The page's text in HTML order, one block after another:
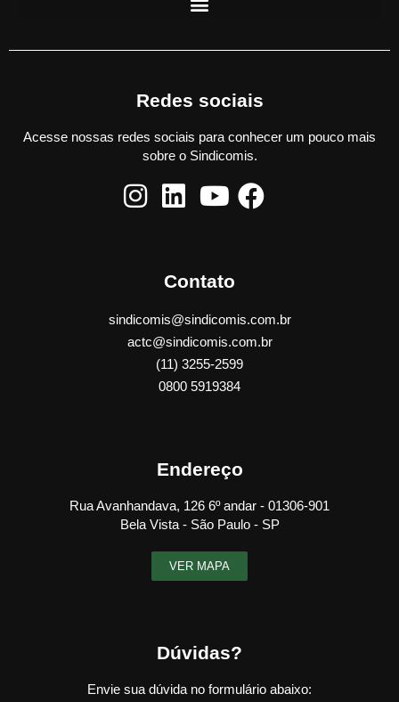
Redes sociais
Acesse nossas redes sociais para conhecer um pouco mais
sobre o Sindicomis.
Contato
sindicomis@sindicomis.com.br
actc@sindicomis.com.br
(11) 3255-2599
0800 5919384
Endereço
Rua Avanhandava, 126 6º andar - 01306-901
Bela Vista - São Paulo - SP
VER MAPA
Dúvidas?
Envie sua dúvida no formulário abaixo: